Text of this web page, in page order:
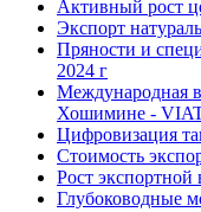
Активный рост
Экспорт
Пряности и
2024 г
Международная
Хошимине -
Цифровизация
Стоимость
Рост экспортной
Глубоководные